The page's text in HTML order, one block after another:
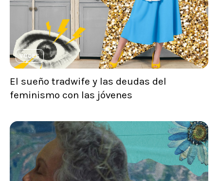
VOCES
El sueño tradwife y las deudas del
feminismo con las jóvenes